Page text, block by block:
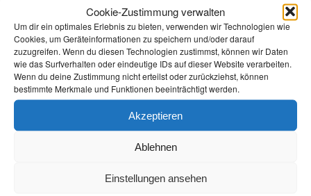
Cookie-Zustimmung verwalten
Um dir ein optimales Erlebnis zu bieten, verwenden wir Technologien wie
Cookies, um Geräteinformationen zu speichern und/oder darauf
zuzugreifen. Wenn du diesen Technologien zustimmst, können wir Daten
wie das Surfverhalten oder eindeutige IDs auf dieser Website verarbeiten.
Wenn du deine Zustimmung nicht erteilst oder zurückziehst, können
bestimmte Merkmale und Funktionen beeinträchtigt werden.
Akzeptieren
Ablehnen
Einstellungen ansehen
Gedenkkultur(31)
Gesundheit(43)
Gleichstellung(17)
Internationales(65)
Kommunales(107)
LINKES(108)
Religion & Dialog(35)